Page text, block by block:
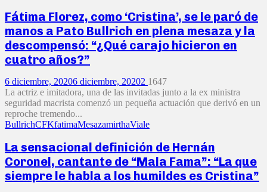
Fátima Florez, como ‘Cristina’, se le paró de
manos a Pato Bullrich en plena mesaza y la
descompensó: “¿Qué carajo hicieron en
cuatro años?”
6 diciembre, 20206 diciembre, 20202 1647
La actriz e imitadora, una de las invitadas junto a la ex ministra
seguridad macrista comenzó un pequeña actuación que derivó en un
reproche tremendo...
BullrichCFKfatimaMesazamirthaViale
La sensacional definición de Hernán
Coronel, cantante de “Mala Fama”: “La que
siempre le habla a los humildes es Cristina”